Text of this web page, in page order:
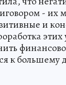
-
и
к большему